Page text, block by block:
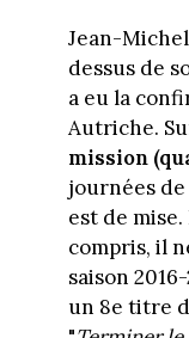
Jean-Michel
dessus de
a eu la
Autriche.
mission
journées
est de
compris, il
saison
un 8e titre